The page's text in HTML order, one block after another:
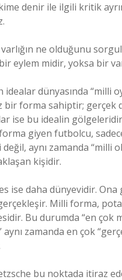
denir ile ilgili kritik
ne olduğunu
eylem midir, yoksa bir
idealar dünyasında “milli
bir forma sahiptir; gerçek
ise bu idealin
giyen futbolcu,
değil, aynı zamanda “milli
kişidir.
ise daha dünyevidir. Ona
Milli forma,
Bu durumda “en çok
zamanda en çok
bu noktada itiraz